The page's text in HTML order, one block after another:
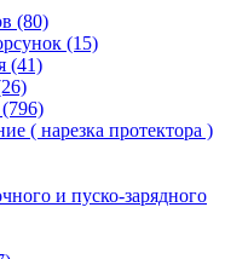
(80)
(15)
(41)
(796)
( нарезка протектора )
и пуско-зарядного